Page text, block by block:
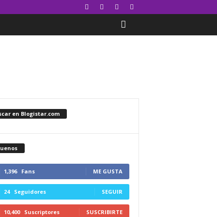
en Blogistar.com
1,396 Fans ME GUSTA
24 Seguidores SEGUIR
10,400 Suscriptores SUSCRIBIRTE